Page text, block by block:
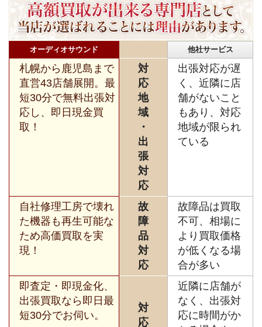
オーディオサウンド 他社サービス
札幌から鹿児島まで
直営43店舗展開。最
短30分で無料出張対
応し、即日現金買
取！
対
応
地
域
・
出
張
対
応
出張対応が遅
く、近隣に店
舗がないこと
もあり、対応
地域が限られ
ている
自社修理工房で壊れ
た機器も再生可能な
ため高価買取を実
現！
故
障
品
対
応
故障品は買取
不可、相場に
より買取価格
が低くなる場
合が多い
即査定・即現金化、
出張買取なら即日最
短30分でお伺い。
対
応
近隣に店舗が
なく、出張対
応に時間がか